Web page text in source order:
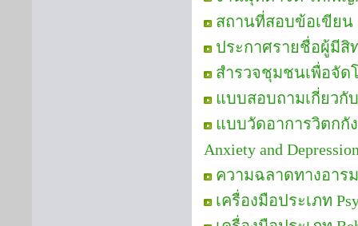
สถานที่สอบข้อเขียน
ประกาศรายชื่อผู้มีสิ
สำรวจชุมชนเพื่อจัด
แบบสอบถามเกี่ยวกั
แบบวัดอาการวิตกกั
Anxiety and
ความฉลาดทางอาร
เครื่องมือประเภท